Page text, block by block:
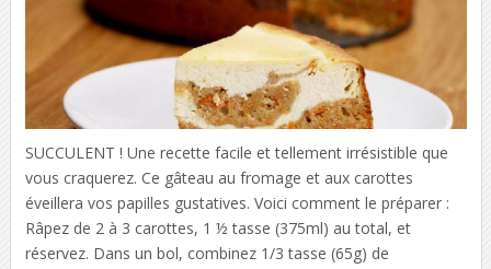
SUCCULENT ! Une recette facile et tellement irrésistible que
vous craquerez. Ce gâteau au fromage et aux carottes
éveillera vos papilles gustatives. Voici comment le préparer :
Râpez de 2 à 3 carottes, 1 ½ tasse (375ml) au total, et
réservez. Dans un bol, combinez 1/3 tasse (65g) de